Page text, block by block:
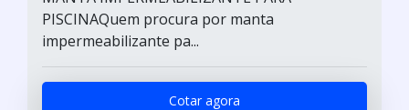
PISCINAQuem procura por manta
impermeabilizante pa...
Cotar agora